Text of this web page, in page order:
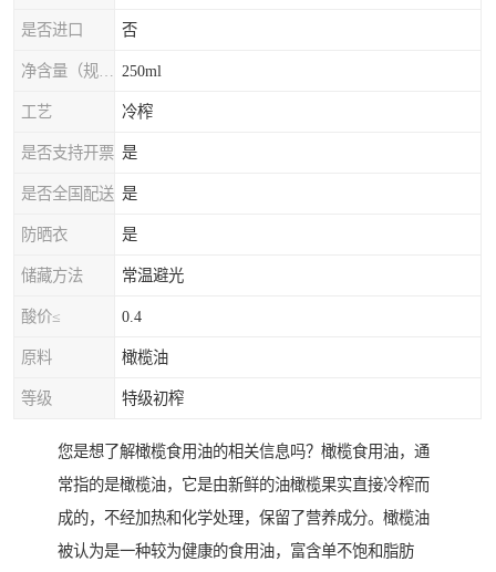
是否进口 否
250ml
工艺 冷榨
是否支持开票 是
是否全国配送 是
防晒衣 是
储藏方法 常温避光
酸价≤ 0.4
原料 橄榄油
等级 特级初榨
您是想了解橄榄食用油的相关信息吗？橄榄食用油，通
常指的是橄榄油，它是由新鲜的油橄榄果实直接冷榨而
成的，不经加热和化学处理，保留了营养成分。橄榄油
被认为是一种较为健康的食用油，富含单不饱和脂肪